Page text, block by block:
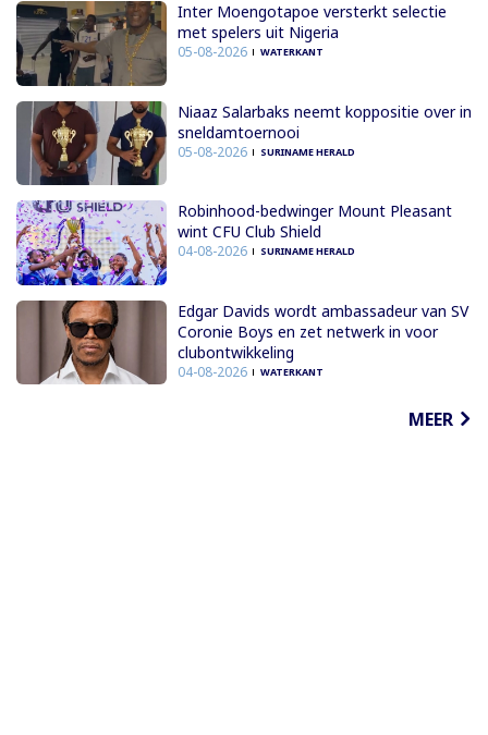
Inter Moengotapoe versterkt selectie
met spelers uit Nigeria
05-08-2026 WATERKANT
Niaaz Salarbaks neemt koppositie over in
sneldamtoernooi
05-08-2026 SURINAME HERALD
Robinhood-bedwinger Mount Pleasant
wint CFU Club Shield
04-08-2026 SURINAME HERALD
Edgar Davids wordt ambassadeur van SV
Coronie Boys en zet netwerk in voor
clubontwikkeling
04-08-2026 WATERKANT
MEER